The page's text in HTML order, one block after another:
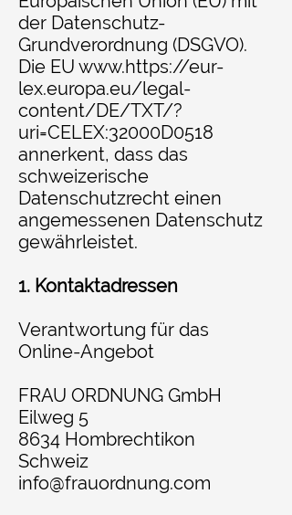
der Datenschutz-
Grundverordnung (DSGVO).
Die EU www.https://eur-
lex.europa.eu/legal-
content/DE/TXT/?
uri=CELEX:32000D0518
annerkent, dass das
schweizerische
Datenschutzrecht einen
angemessenen Datenschutz
gewährleistet.
1. Kontaktadressen
Verantwortung für das
Online-Angebot
FRAU ORDNUNG GmbH
Eilweg 5
8634 Hombrechtikon
Schweiz
info@frauordnung.com